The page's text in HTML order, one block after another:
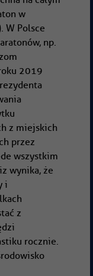
w
W Polsce
np.
2019
z miejskich
przez
wszystkim
wynika, że
i
z
rocznie.